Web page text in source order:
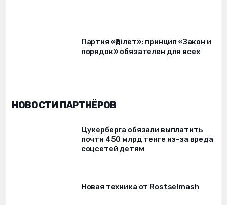
Партия «Әділет»: принцип «Закон и
порядок» обязателен для всех
НОВОСТИ ПАРТНЁРОВ
Цукерберга обязали выплатить
почти 450 млрд тенге из-за вреда
соцсетей детям
Новая техника от Rostselmash